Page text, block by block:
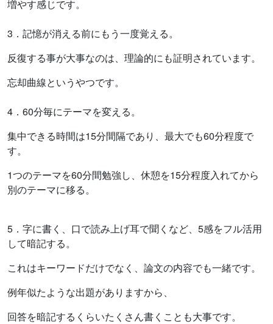
増やす感じです。
3．記憶が消える前にもう一度覚える。
反復する事が大事なのは、理論的にも証明されています。
忘却曲線というやつです。
4．60分毎にテーマを変える。
集中できる時間は15分間隔であり、最大でも60分程度で
す。
1つのテーマを60分間勉強し、休憩を15分程度入れてから
別のテーマに移る。
5．字に書く、口で読み上げ耳で聞くなど、5感をフル活用
して暗記する。
これはキーワードだけでなく、論文の内容でも一緒です。
例年似たような出題がありますから、
回答を暗記するくらいたくさん書くことも大事です。